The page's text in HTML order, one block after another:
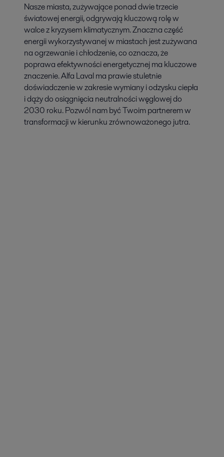
Nasze miasta, zużywające ponad dwie trzecie
światowej energii, odgrywają kluczową rolę w
walce z kryzysem klimatycznym. Znaczna część
energii wykorzystywanej w miastach jest zużywana
na ogrzewanie i chłodzenie, co oznacza, że
poprawa efektywności energetycznej ma kluczowe
znaczenie. Alfa Laval ma prawie stuletnie
doświadczenie w zakresie wymiany i odzysku ciepła
i dąży do osiągnięcia neutralności węglowej do
2030 roku. Pozwól nam być Twoim partnerem w
transformacji w kierunku zrównoważonego jutra.